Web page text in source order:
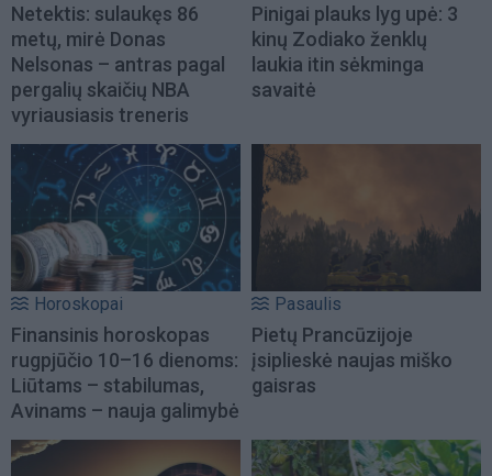
Netektis: sulaukęs 86
metų, mirė Donas
Nelsonas – antras pagal
pergalių skaičių NBA
vyriausiasis treneris
Pinigai plauks lyg upė: 3
kinų Zodiako ženklų
laukia itin sėkminga
savaitė
Horoskopai
Finansinis horoskopas
rugpjūčio 10–16 dienoms:
Liūtams – stabilumas,
Avinams – nauja galimybė
Pasaulis
Pietų Prancūzijoje
įsiplieskė naujas miško
gaisras